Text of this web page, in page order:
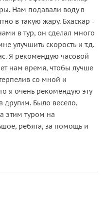
Нам подавали воду в
в такую жару. Бхаскар -
в тур, он сделал много
улучшить скорость и т.д.
Я рекомендую часовой
нам время, чтобы лучше
со мной и
я очень рекомендую эту
другим. Было весело,
этим туром на
ребята, за помощь и